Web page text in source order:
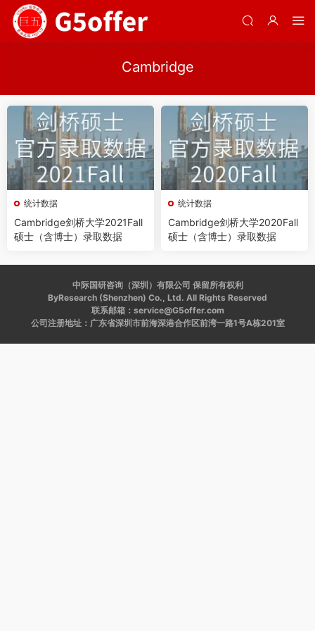
Cambridge
统计数据
Cambridge剑桥大学2021Fall
硕士（含博士）录取数据
统计数据
Cambridge剑桥大学2020Fall
硕士（含博士）录取数据
中际国研咨询（深圳）有限公司 保留所有权利
ByResearch (Shenzhen) Co., Ltd. All Rights Reserved
联系邮箱：service@G5offer.com
公司注册地址：广东省深圳市前海深港合作区前湾一路1号A栋201室